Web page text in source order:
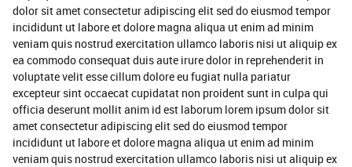
dolor sit amet consectetur adipiscing elit sed do eiusmod tempor
incididunt ut labore et dolore magna aliqua ut enim ad minim
veniam quis nostrud exercitation ullamco laboris nisi ut aliquip ex
ea commodo consequat duis aute irure dolor in reprehenderit in
voluptate velit esse cillum dolore eu fugiat nulla pariatur
excepteur sint occaecat cupidatat non proident sunt in culpa qui
officia deserunt mollit anim id est laborum lorem ipsum dolor sit
amet consectetur adipiscing elit sed do eiusmod tempor
incididunt ut labore et dolore magna aliqua ut enim ad minim
veniam quis nostrud exercitation ullamco laboris nisi ut aliquip ex